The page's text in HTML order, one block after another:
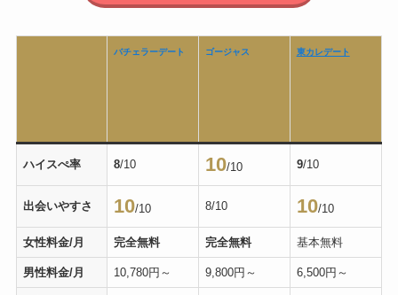
バチェラーデート ゴージャス 東カレデート
ハイスぺ率 8/10 10/10 9/10
出会いやすさ 10/10 8/10 10/10
女性料金/月 完全無料 完全無料 基本無料
男性料金/月 10,780円～ 9,800円～ 6,500円～